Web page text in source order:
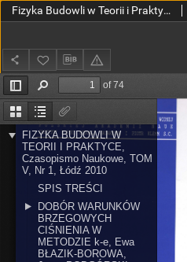
Fizyka Budowli w Teorii i Praktyce T. V, nr 1 (2010)